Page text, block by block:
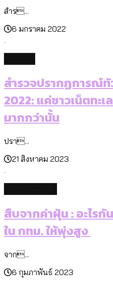
สำร...
6 มกราคม 2022
สำรวจปรากฏการณ์
2022: แค่ชาวเน็ตทะเ
มากกว่านั้น
ปรา...
21 สิงหาคม 2023
สืบจากค่าฝุ่น : อะไร
ใน กทม. ให้พุ่งสูง
จาก...
6 กุมภาพันธ์ 2023